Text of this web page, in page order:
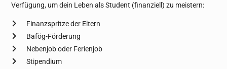
Verfügung, um dein Leben als Student (finanziell) zu meistern:
Finanzspritze der Eltern
Bafög-Förderung
Nebenjob oder Ferienjob
Stipendium